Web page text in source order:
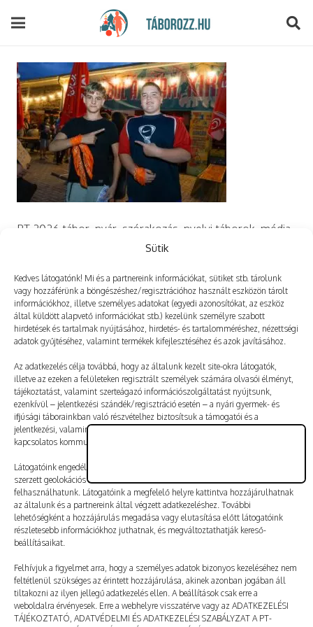
Sütik
Kedves látogatónk! Mi és a partnereink információkat, sütiket stb. tárolunk
vagy hozzáférünk a böngészéshez/regisztrációhoz használt eszközön tárolt
információkhoz, illetve személyes adatokat (egyedi azonosítókat, az eszköz
által küldött alapvető információkat stb.) kezelünk személyre szabott
hirdetések és tartalmak nyújtásához, hirdetés- és tartalomméréshez, nézettségi
adatok gyűjtéséhez, valamint termékek kifejlesztéséhez és azok javításához.
Az adatkezelés célja továbbá, hogy az általunk kezelt site-okra látogatók,
illetve az ezeken a felületeken regisztrált személyek számára olvasói élményt,
tájékoztatást, valamint szerteágazó információszolgáltatást nyújtsunk,
ezenkívül – jelentkezési szándék/regisztráció esetén – a nyári gyermek- és
ifjúsági táborainkban való részvételhez biztosítsuk a támogatói és a
jelentkezési, valamint a számlázási feltételeket és a táborszervezéssel
kapcsolatos kommunikációt.
Látogatóink engedélyével mi és a partnereink eszközleolvasásos módszerrel
szerzett geolokációs adatokat és azonosítási információkat is
felhasználhatunk. Látogatóink a megfelelő helyre kattintva hozzájárulhatnak
az általunk és a partnereink által végzett adatkezeléshez. További
lehetőségként a hozzájárulás megadása vagy elutasítása előtt látogatóink
részletesebb információkhoz juthatnak, és megváltoztathatják kereső-
beállításaikat.
Felhívjuk a figyelmet arra, hogy a személyes adatok bizonyos kezeléséhez nem
feltétlenül szükséges az érintett hozzájárulása, akinek azonban jogában áll
tiltakozni az ilyen jellegű adatkezelés ellen. A beállítások csak erre a
weboldalra érvényesek. Erre a webhelyre visszatérve vagy az ADATKEZELÉSI
TÁJÉKOZTATÓ, ADATVÉDELMI ÉS ADATKEZELÉSI SZABÁLYZAT A PT-
PT 2026 tábor, nyár, szórakozás, nyelvi táborok, média,
film, robotika, angoltábor, fotós tábor, sporttábor,
Vélemény, hozzászólás?
Az e-mail-címet nem tesszük közzé. A kötelező mezőket
*karakterrel jelöltük
A nevem, e-mail-címem, és weboldalcímem mentése
a böngészőben a következő hozzászólásomhoz.